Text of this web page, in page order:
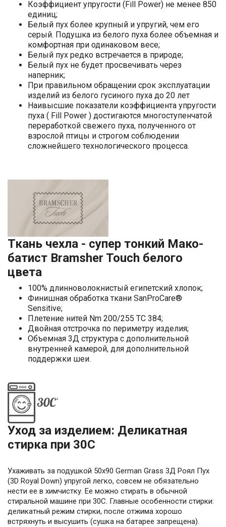
Коэффициент упругости (Fill Power) не менее 850
единиц;
Белый пух более крупный и упругий, чем его
серый. Подушка из белого пуха более объемная и
комфортная при одинаковом весе;
Белый пух редко встречается в природе;
Белый пух не будет просвечивать через
наперник;
При правильном обращении срок эксплуатации
изделий из белого гусиного пуха до 20 лет
Наивысшие показатели коэффициента упругости
пуха ( Fill Power ) достигаются многоступенчатой
переработкой свежего пуха, полученного от
взрослой птицы и строгом соблюдении
сложнейшего технологического процесса.
Ткань чехла - супер тонкий Мако-
батист Bramsher Touch белого
цвета
100% длинноволокнистый египетский хлопок;
Финишная обработка ткани SanProCare®
Sensitive;
Плетение нитей Nm 200/255 TC 384;
Двойная отстрочка по периметру изделия;
Объемная 3Д структура с дополнительной
внутренней камерой, для дополнительной
поддержки шеи.
Уход за изделием: Деликатная
стирка при 30С
Ухаживать за подушкой 50х90 German Grass 3Д Роял Пух
(3D Royal Down) упругой легко, совсем не обязательно
нести ее в химчистку. Ее можно стирать в обычной
стиральной машине при 30С. Главные особенности стирки:
деликатный режим стирки, после отжима хорошо
встряхнуть и высушить (сушка на батарее запрещена).